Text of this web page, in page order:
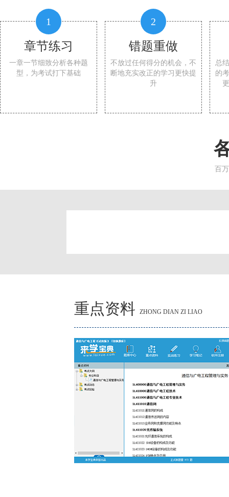
1
章节练习
一章一节细致分析各种题
型，为考试打下基础
2
错题重做
不放过任何得分的机会，不
断地充实改正的学习更快提
升
总
的
百
重点资料 ZHONG DIAN ZI LIAO